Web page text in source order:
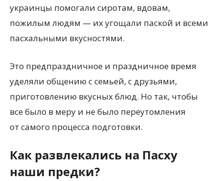
украинцы помогали сиротам, вдовам,
пожилым людям — их угощали паской и всеми
пасхальными вкусностями.
Это предпраздничное и праздничное время
уделяли общению с семьей, с друзьями,
приготовлению вкусных блюд. Но так, чтобы
все было в меру и не было переутомления
от самого процесса подготовки.
Как развлекались на Пасху
наши предки?